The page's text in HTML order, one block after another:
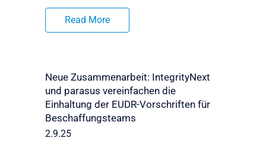
Read More
Neue Zusammenarbeit: IntegrityNext
und parasus vereinfachen die
Einhaltung der EUDR-Vorschriften für
Beschaffungsteams
2.9.25